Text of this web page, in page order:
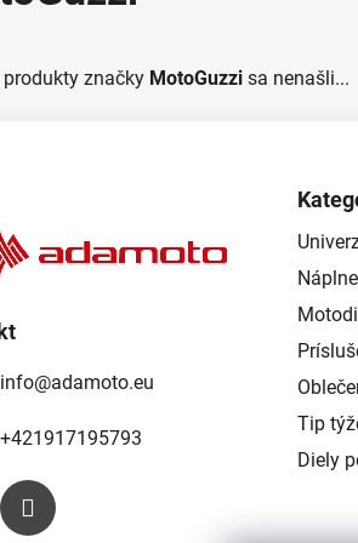
značky MotoGuzzi sa nenašli...
info@adamoto.eu
+421917195793
Tip
Diely